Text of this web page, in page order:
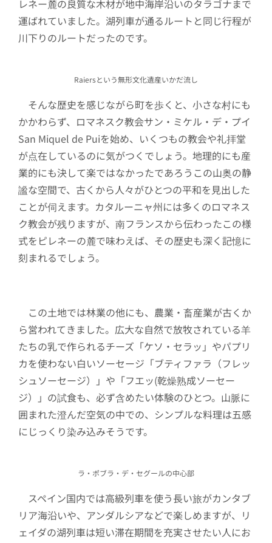
レネー麓の良質な木材が地中海岸沿いのタラゴナまで
運ばれていました。湖列車が通るルートと同じ行程が
川下りのルートだったのです。
Raiersという無形文化遺産いかだ流し
そんな歴史を感じながら町を歩くと、小さな村にも
かかわらず、ロマネスク教会サン・ミケル・デ・プイ
San Miquel de Puiを始め、いくつもの教会や礼拝堂
が点在しているのに気がつくでしょう。地理的にも産
業的にも決して楽ではなかったであろうこの山奥の静
謐な空間で、古くから人々がひとつの平和を見出した
ことが伺えます。カタルーニャ州には多くのロマネス
ク教会が残りますが、南フランスから伝わったこの様
式をピレネーの麓で味わえば、その歴史も深く記憶に
刻まれるでしょう。
この土地では林業の他にも、農業・畜産業が古くか
ら営われてきました。広大な自然で放牧されている羊
たちの乳で作られるチーズ「ケソ・セラッ」やパプリ
カを使わない白いソーセージ「ブティファラ（フレッ
シュソーセージ）」や「フエッ(乾燥熟成ソーセー
ジ）」の試食も、必ず含めたい体験のひとつ。山脈に
囲まれた澄んだ空気の中での、シンプルな料理は五感
にじっくり染み込みそうです。
ラ・ポブラ・デ・セグールの中心部
スペイン国内では高級列車を使う長い旅がカンタブ
リア海沿いや、アンダルシアなどで楽しめますが、リ
ェイダの湖列車は短い滞在期間を充実させたい人にお